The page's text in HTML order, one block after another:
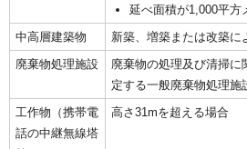
延べ面積が1,000平方
中高層建築物
新築、増築または改築に
廃棄物処理施設
廃棄物の処理及び清掃に
定する一般廃棄物処理施
工作物（携帯電
話の中継無線塔
高さ31mを超える場合